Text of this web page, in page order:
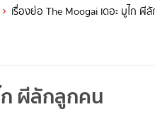
เรื่องย่อ The Moogai เดอะ มูไก ผี
ก ผีลักลูกคน